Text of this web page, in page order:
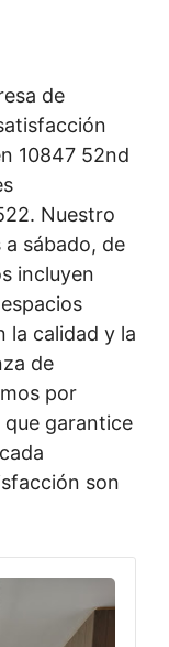
de
10847 52nd
Nuestro
sábado, de
incluyen
la calidad y la
de
por
garantice
son